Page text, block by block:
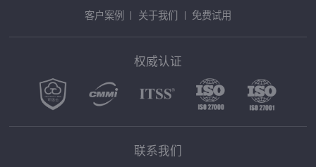
客户案例
关于我们 免费试用
权威认证
联系我们